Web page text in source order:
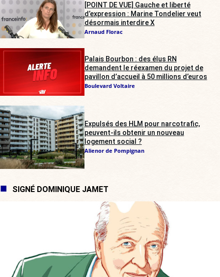
[POINT DE VUE] Gauche et liberté
d’expression : Marine Tondelier veut
désormais interdire X
Arnaud Florac
Palais Bourbon : des élus RN
demandent le réexamen du projet de
pavillon d’accueil à 50 millions d’euros
Boulevard Voltaire
Expulsés des HLM pour narcotrafic,
peuvent-ils obtenir un nouveau
logement social ?
Alienor de Pompignan
SIGNÉ DOMINIQUE JAMET